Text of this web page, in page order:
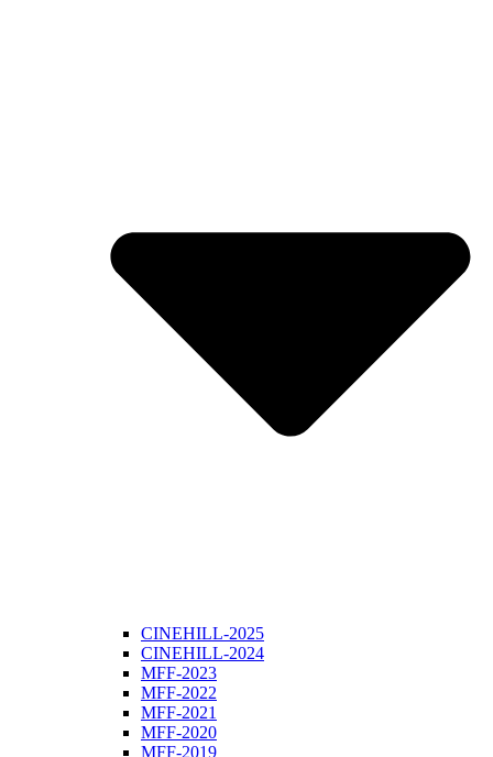
CINEHILL-2025
CINEHILL-2024
MFF-2023
MFF-2022
MFF-2021
MFF-2020
MFF-2019